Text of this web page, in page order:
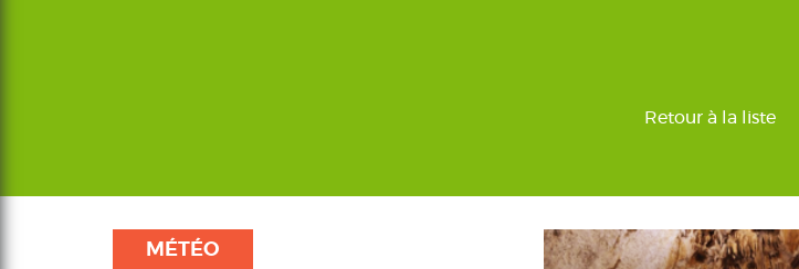
Retour à la liste
MÉTÉO